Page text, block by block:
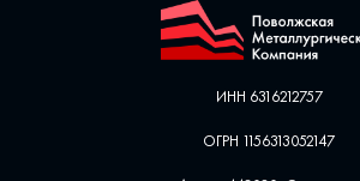
ИНН 6316212757
ОГРН 1156313052147